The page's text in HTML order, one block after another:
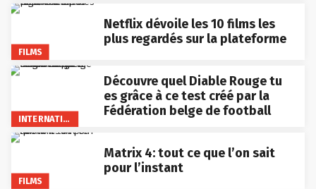
FILMS
Netflix dévoile les 10 films les
plus regardés sur la plateforme
INTERNATIONAL
Découvre quel Diable Rouge tu
es grâce à ce test créé par la
Fédération belge de football
FILMS
Matrix 4: tout ce que l’on sait
pour l’instant